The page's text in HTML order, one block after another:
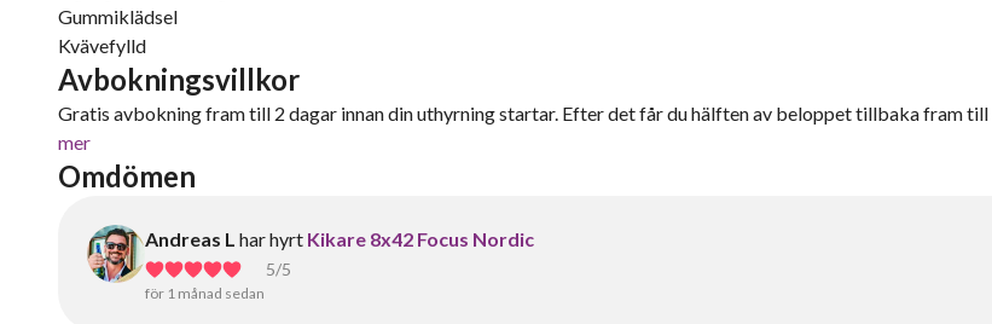
Gummiklädsel
Kvävefylld
Avbokningsvillkor
Gratis avbokning fram till 2 dagar innan din uthyrning startar. Efter det får du hälften av beloppet tillbaka fram till
mer
Omdömen
Andreas L har hyrt Kikare 8x42 Focus Nordic
5/5
för 1 månad sedan